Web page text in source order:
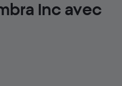
Inc avec